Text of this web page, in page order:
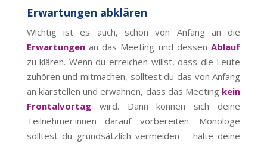
Erwartungen abklären
Wichtig ist es auch, schon von Anfang an die
Erwartungenan das Meeting und dessenAblauf
zu klären. Wenn du erreichen willst, dass die Leute
zuhören und mitmachen, solltest du das von Anfang
an klarstellen und erwähnen, dass das Meeting kein
Frontalvortagwird. Dann können sich deine
Teilnehmer:innen darauf vorbereiten. Monologe
solltest du grundsätzlich vermeiden – halte deine